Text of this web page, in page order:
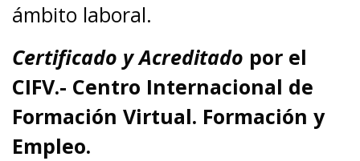
ámbito laboral.
Certificado y Acreditado por el
CIFV.- Centro Internacional de
Formación Virtual. Formación y
Empleo.